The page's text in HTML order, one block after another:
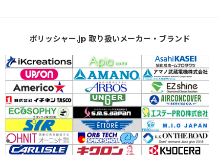
ポリッシャー.jp 取り扱いメーカー・ブランド